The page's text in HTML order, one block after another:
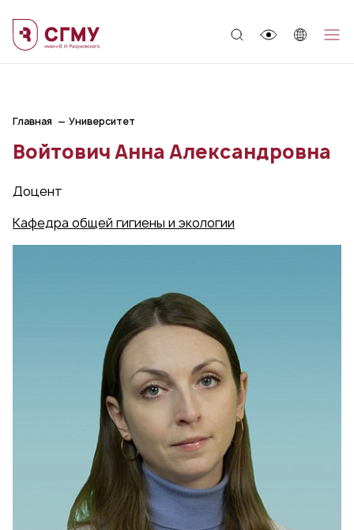
Главная Университет
Войтович Анна Александровна
Доцент
Кафедра общей гигиены и экологии